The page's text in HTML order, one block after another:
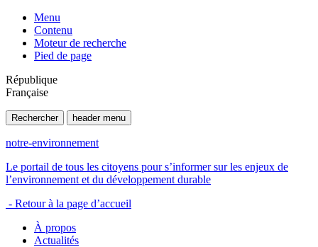
Menu
Contenu
Moteur de recherche
Pied de page
République
Française
Rechercher header menu
notre-environnement
Le portail de tous les citoyens pour s’informer sur les enjeux de
l’environnement et du développement durable
- Retour à la page d’accueil
À propos
Actualités